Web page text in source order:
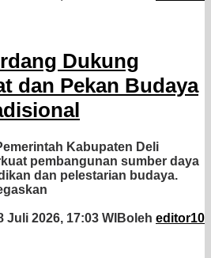
Dukung
dan Pekan Budaya
Kabupaten Deli
pembangunan sumber daya
dan pelestarian budaya.
Juli 2026, 17:03 WIBoleh editor10